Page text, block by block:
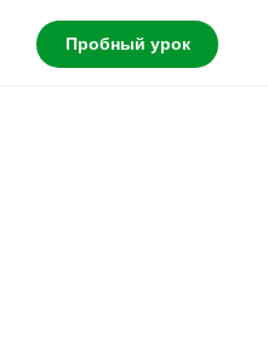
Пробный урок